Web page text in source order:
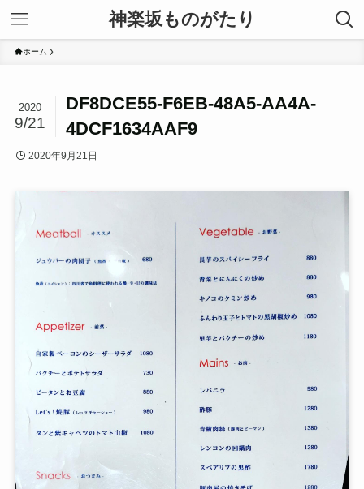
神楽坂ものがたり
ホーム
DF8DCE55-F6EB-48A5-AA4A-
4DCF1634AAF9
2020
9/21
2020年9月21日